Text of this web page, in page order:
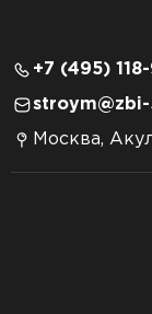
+7 (495)
Москва,